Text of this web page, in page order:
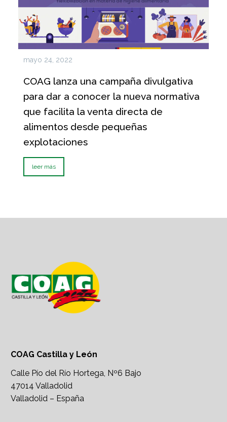
mayo 24, 2022
COAG lanza una campaña divulgativa
para dar a conocer la nueva normativa
que facilita la venta directa de
alimentos desde pequeñas
explotaciones
leer más
COAG Castilla y León
Calle Pío del Río Hortega, Nº6 Bajo
47014 Valladolid
Valladolid – España